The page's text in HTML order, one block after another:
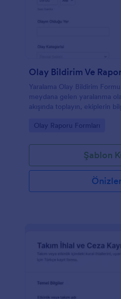
Olay Bildirim Ve
Yaralama Olay Bildirim
meydana gelen yaralanma
akışında toplayın, ekiplerin
düzenli yönetin.
Go to Category:
Olay Raporu Formları
Şablon